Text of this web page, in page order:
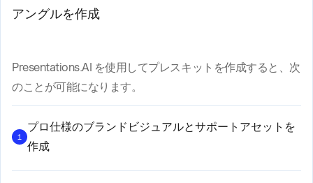
アングルを作成
Presentations.AI を使用してプレスキットを作成すると、次
のことが可能になります。
1
プロ仕様のブランドビジュアルとサポートアセットを
作成